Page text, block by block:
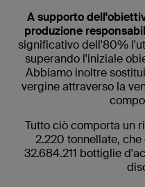
A supporto
produzione
significativo dell'80%
superando l'iniziale
Abbiamo inoltre
vergine attraverso la
Tutto ciò comporta un
2.220 tonnellate,
32.684.211 bottiglie